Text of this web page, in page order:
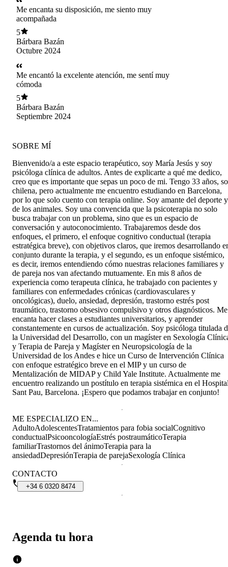
Me encanta su disposición, me siento muy
acompañada
5
Bárbara Bazán
Octubre 2024
Me encantó la excelente atención, me sentí muy
cómoda
5
Bárbara Bazán
Septiembre 2024
Agenda tu hora
SOBRE MÍ
Bienvenido/a a este espacio terapéutico, soy María Jesús y soy
psicóloga clínica de adultos. Antes de explicarte a qué me dedico,
creo que es importante que sepas un poco de mi. Tengo 33 años,
chilena, pero actualmente me encuentro estudiando en Barcelona,
por lo que solo cuento con terapia online. Soy amante del deporte y
de los animales. Soy una convencida que la psicoterapia no solo
busca trabajar con un problema, sino que es un espacio de
conversación y autoconocimiento. Trabajaremos desde dos
enfoques, el primero, el enfoque cognitivo conductual (terapia
estratégica breve), con objetivos claros, que iremos desarrollando
conjunto durante la terapia, y el segundo, es un enfoque sistémico,
es decir, iremos entendiendo cómo nuestras relaciones familiares y
de pareja nos van afectando mutuamente. En mis 8 años de
experiencia como terapeuta clínica, he trabajado con pacientes y
familiares con enfermedades crónicas (cardiovasculares y
oncológicas), duelo, ansiedad, depresión, trastorno estrés post
traumático, trastorno obsesivo compulsivo y otros diagnósticos. Me
encanta hacer clases a estudiantes universitarios, y aprender
constantemente en cursos de actualización. Soy psicóloga titulada
la Universidad del Desarrollo, con un magíster en Sexología
y Terapia de Pareja y Magíster en Neuropsicología de la
Universidad de los Andes e hice un Curso de Intervención Clínica
con enfoque estratégico breve en el MIP y un curso de
Mentalización de MIDAP y Child Yale Institute. Actualmente me
encuentro realizando un postítulo en terapia sistémica en el
Sant Pau, Barcelona. ¡Espero que podamos trabajar en conjunto!
ME ESPECIALIZO EN...
AdultoAdolescentesTratamientos para fobia socialCognitivo
conductualPsicooncologíaEstrés postraumáticoTerapia
familiarTrastornos del ánimoTerapia para la
ansiedadDepresiónTerapia de parejaSexología Clínica
CONTACTO
+34 6 0320 8474